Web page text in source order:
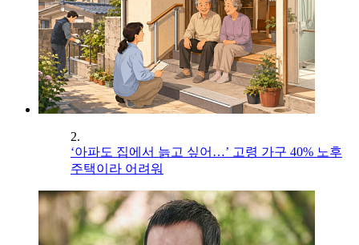
2.
‘아파도 집에서 늙고 싶어…’ 고령 가구 40% 노후
주택이라 어려워